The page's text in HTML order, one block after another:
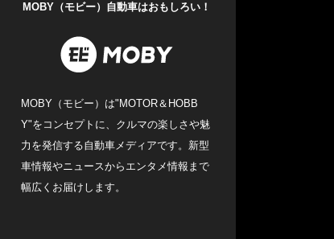
MOBY（モビー）自動車はおもしろい！
MOBY（モビー）は"MOTOR＆HOBB
Y"をコンセプトに、クルマの楽しさや魅
力を発信する自動車メディアです。新型
車情報やニュースからエンタメ情報まで
幅広くお届けします。